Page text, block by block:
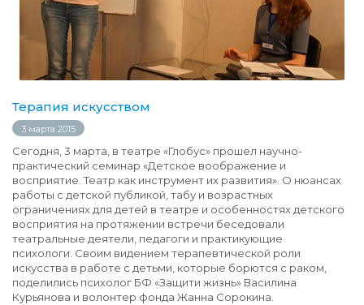
Терапия искусством
3 марта 2015
Сегодня, 3 марта, в театре «Глобус» прошел научно-
практический семинар «Детское воображение и
восприятие. Театр как инструмент их развития». О нюансах
работы с детской публикой, табу и возрастных
ограничениях для детей в театре и особенностях детского
восприятия на протяжении встречи беседовали
театральные деятели, педагоги и практикующие
психологи. Своим видением терапевтической роли
искусства в работе с детьми, которые борются с раком,
поделились психолог БФ «Защити жизнь» Василина
Курьянова и волонтер фонда Жанна Сорокина.